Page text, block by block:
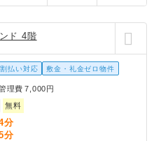
ド 4階
払い対応 敷金・礼金ゼロ物件
理費 7,000円
無料
分
分